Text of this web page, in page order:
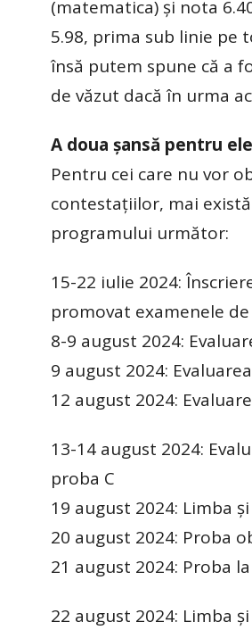
(matematica) și nota
5.98, prima sub linie pe
însă putem spune că a
de văzut dacă în urma
A doua șansă pentru
Pentru cei care nu vor
contestațiilor, mai
programului următor:
15-22 iulie 2024:
promovat examenele
8-9 august 2024:
9 august 2024:
12 august 2024:
13-14 august 2024:
proba C
19 august 2024: Limba
20 august 2024: Proba
21 august 2024: Proba
22 august 2024: Limba